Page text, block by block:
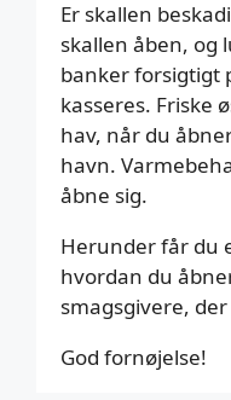
Er skallen
skallen åben, og
banker forsigtigt
kasseres. Friske
hav, når du
havn.
åbne sig.
Herunder får du
hvordan du
smagsgivere,
God fornøjelse!